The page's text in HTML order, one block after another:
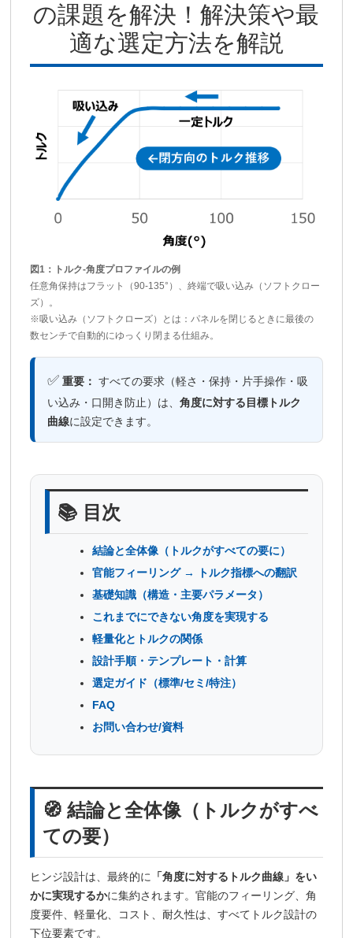
の課題を解決！解決策や最
適な選定方法を解説
図1：トルク-角度プロファイルの例
任意角保持はフラット（90-135°）、終端で吸い込み（ソフトクロー
ズ）。
※吸い込み（ソフトクローズ）とは：パネルを閉じるときに最後の
数センチで自動的にゆっくり閉まる仕組み。
✅ 重要： すべての要求（軽さ・保持・片手操作・吸
い込み・口開き防止）は、角度に対する目標トルク
曲線に設定できます。
📚 目次
結論と全体像（トルクがすべての要に）
官能フィーリング → トルク指標への翻訳
基礎知識（構造・主要パラメータ）
これまでにできない角度を実現する
軽量化とトルクの関係
設計手順・テンプレート・計算
選定ガイド（標準/セミ/特注）
FAQ
お問い合わせ/資料
🧭 結論と全体像（トルクがすべ
ての要）
ヒンジ設計は、最終的に
「角度に対するトルク曲線」をい
かに実現するかに集約されます。官能のフィーリング、角
度要件、軽量化、コスト、耐久性は、すべてトルク設計の
下位要素です。